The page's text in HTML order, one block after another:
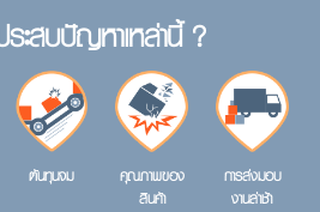
ะสบปัญหาเหล่านี้ ?
ต้นทุนจม
คุณภาพของ
สินค้า
การส่งมอบ
งานล่าช้า